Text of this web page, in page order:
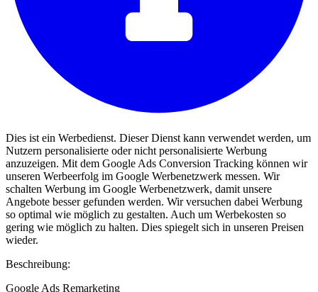
Dies ist ein Werbedienst. Dieser Dienst kann verwendet werden, um
Nutzern personalisierte oder nicht personalisierte Werbung
anzuzeigen. Mit dem Google Ads Conversion Tracking können wir
unseren Werbeerfolg im Google Werbenetzwerk messen. Wir
schalten Werbung im Google Werbenetzwerk, damit unsere
Angebote besser gefunden werden. Wir versuchen dabei Werbung
so optimal wie möglich zu gestalten. Auch um Werbekosten so
gering wie möglich zu halten. Dies spiegelt sich in unseren Preisen
wieder.
Beschreibung:
Google Ads Remarketing